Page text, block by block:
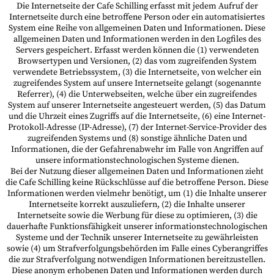
Die Internetseite der Cafe Schilling erfasst mit jedem Aufruf der
Internetseite durch eine betroffene Person oder ein automatisiertes
System eine Reihe von allgemeinen Daten und Informationen. Diese
allgemeinen Daten und Informationen werden in den Logfiles des
Servers gespeichert. Erfasst werden können die (1) verwendeten
Browsertypen und Versionen, (2) das vom zugreifenden System
verwendete Betriebssystem, (3) die Internetseite, von welcher ein
zugreifendes System auf unsere Internetseite gelangt (sogenannte
Referrer), (4) die Unterwebseiten, welche über ein zugreifendes
System auf unserer Internetseite angesteuert werden, (5) das Datum
und die Uhrzeit eines Zugriffs auf die Internetseite, (6) eine Internet-
Protokoll-Adresse (IP-Adresse), (7) der Internet-Service-Provider des
zugreifenden Systems und (8) sonstige ähnliche Daten und
Informationen, die der Gefahrenabwehr im Falle von Angriffen auf
unsere informationstechnologischen Systeme dienen.
Bei der Nutzung dieser allgemeinen Daten und Informationen zieht
die Cafe Schilling keine Rückschlüsse auf die betroffene Person. Diese
Informationen werden vielmehr benötigt, um (1) die Inhalte unserer
Internetseite korrekt auszuliefern, (2) die Inhalte unserer
Internetseite sowie die Werbung für diese zu optimieren, (3) die
dauerhafte Funktionsfähigkeit unserer informationstechnologischen
Systeme und der Technik unserer Internetseite zu gewährleisten
sowie (4) um Strafverfolgungsbehörden im Falle eines Cyberangriffes
die zur Strafverfolgung notwendigen Informationen bereitzustellen.
Diese anonym erhobenen Daten und Informationen werden durch